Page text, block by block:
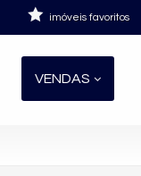
imóveis favoritos
VENDAS